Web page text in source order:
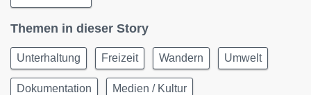
Themen in dieser Story
Unterhaltung Freizeit Wandern Umwelt
Dokumentation Medien / Kultur